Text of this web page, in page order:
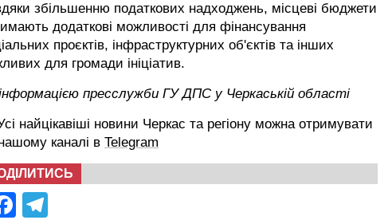
збільшенню податкових надходжень, місцеві бюджети
додаткові можливості для фінансування
проєктів, інфраструктурних об'єктів та інших
для громади ініціатив.
пресслужби ГУ ДПС у Черкаській області
найцікавіші новини Черкас та регіону можна отримувати
каналі в Telegram
Facebook